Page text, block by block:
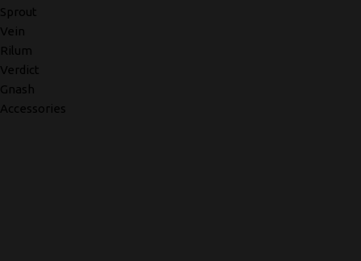
Sprout
Vein
Rilum
Verdict
Gnash
Accessories